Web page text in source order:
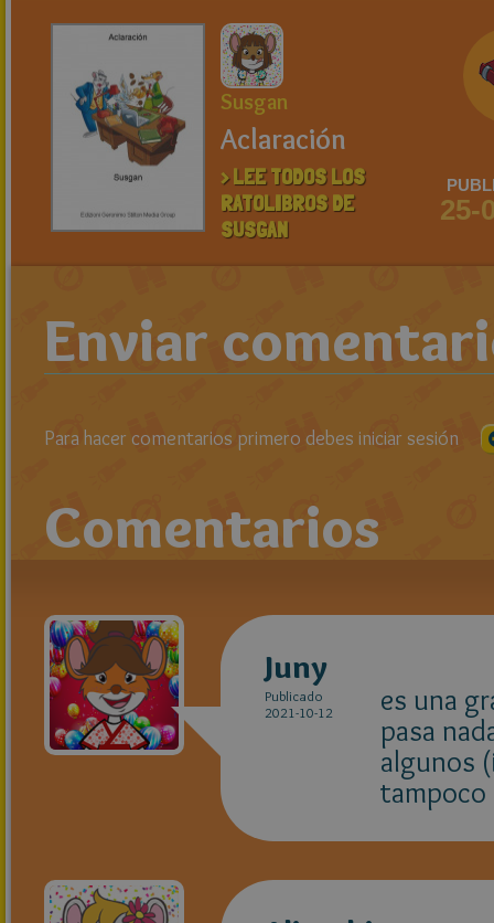
Susgan
Aclaración
> LEE TODOS LOS
RATOLIBROS DE
SUSGAN
25-
Enviar
Para hacer comentarios primero debes iniciar sesión
Comentarios
Juny
Publicado
2021-10-12
es una
pasa
algunos
tampoco